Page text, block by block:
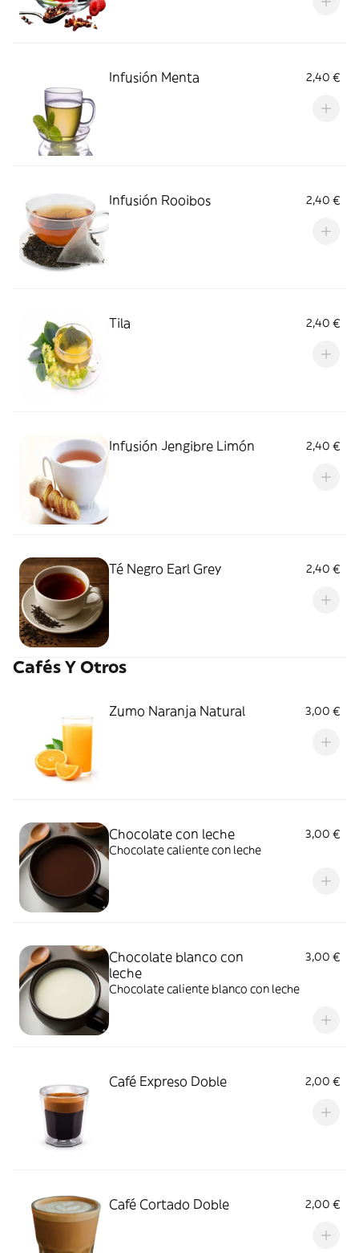
Infusión Menta 2,40 €
Infusión Rooibos 2,40 €
Tila 2,40 €
Infusión Jengibre Limón 2,40 €
Té Negro Earl Grey 2,40 €
Cafés Y Otros
Zumo Naranja Natural 3,00 €
Chocolate con leche
3,00 €
Chocolate caliente con leche
Chocolate blanco con
leche
3,00 €
Chocolate caliente blanco con leche
Café Expreso Doble 2,00 €
Café Cortado Doble 2,00 €